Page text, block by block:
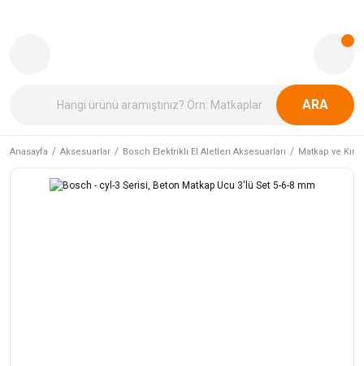
ARA
Anasayfa Aksesuarlar Bosch Elektrikli El Aletleri Aksesuarları Matkap ve